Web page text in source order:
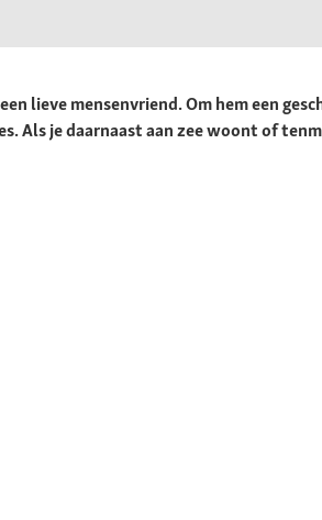
lieve mensenvriend. Om hem een
Als je daarnaast aan zee woont of